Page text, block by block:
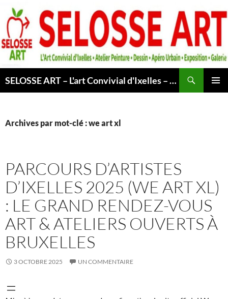
Aller
au
contenu
SELOSSE ART – L'art Convivial d'Ixelles – Atelier & Cours Peinture – Dessin – Apéro Urbain -Exposition – Galerie – Bruxelles
Archives par mot-clé : we art xl
PARCOURS D’ARTISTES
D’IXELLES 2025 (WE ART XL)
: LE GRAND RENDEZ-VOUS
ART & ATELIERS OUVERTS À
BRUXELLES
3 OCTOBRE 2025 UN COMMENTAIRE